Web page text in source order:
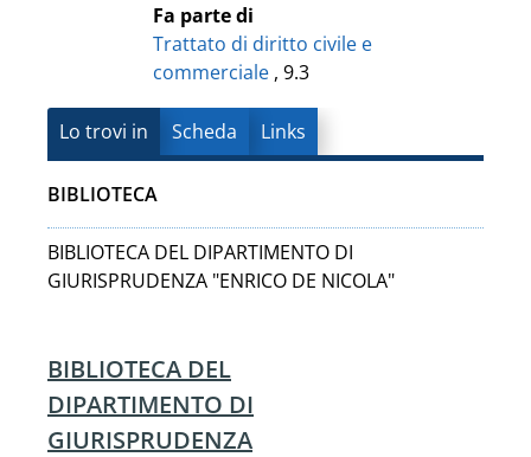
Fa parte di
Trattato di diritto civile e
commerciale, 9.3
Lo trovi in Scheda Links
BIBLIOTECA
BIBLIOTECA DEL DIPARTIMENTO DI
GIURISPRUDENZA "ENRICO DE NICOLA"
BIBLIOTECA DEL
DIPARTIMENTO DI
GIURISPRUDENZA